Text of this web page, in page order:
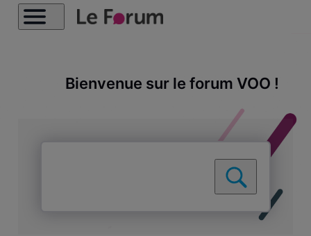
Bienvenue sur le forum VOO !